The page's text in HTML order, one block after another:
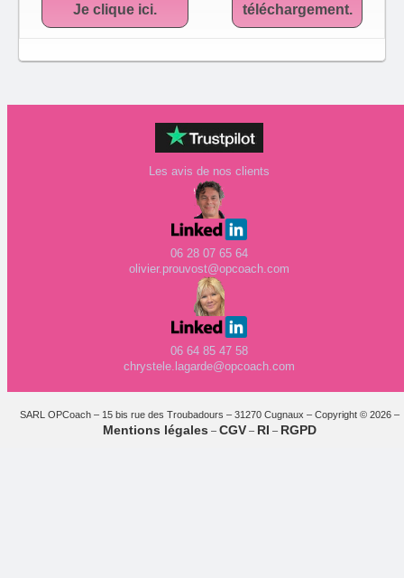
Je clique ici.
téléchargement.
Les avis de nos clients
06 28 07 65 64
olivier.prouvost@opcoach.com
06 64 85 47 58
chrystele.lagarde@opcoach.com
SARL OPCoach – 15 bis rue des Troubadours – 31270 Cugnaux – Copyright © 2026 –
Mentions légales – CGV– RI – RGPD